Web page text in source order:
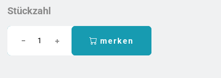
Stückzahl
merken